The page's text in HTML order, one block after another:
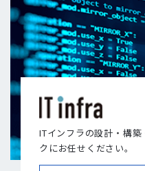
ITインフラの設計・構
クにお任せください。